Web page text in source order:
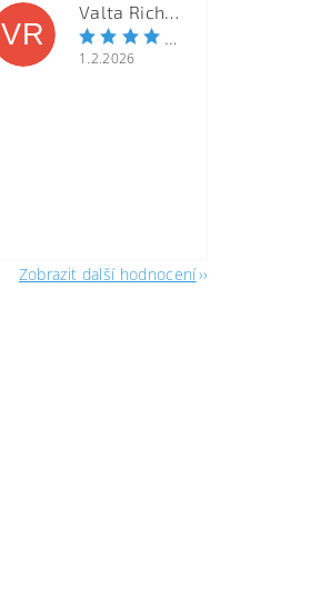
VR
Valta Richard
1.2.2026
Zobrazit další hodnocení